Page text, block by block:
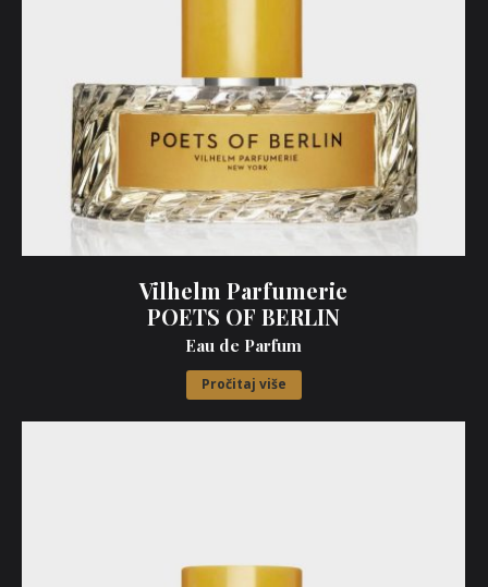
Vilhelm Parfumerie
POETS OF BERLIN
Eau de Parfum
Pročitaj više